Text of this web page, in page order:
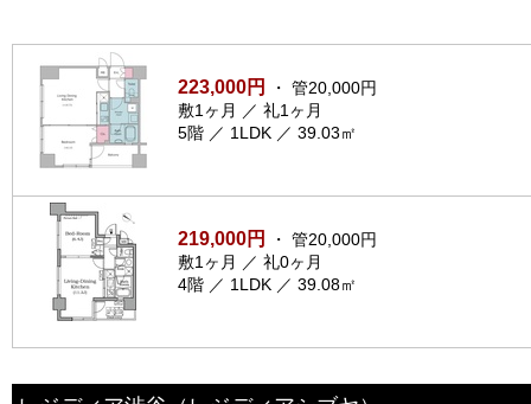
223,000円
・ 管20,000円
敷1ヶ月 ／ 礼1ヶ月
5階 ／ 1LDK ／ 39.03㎡
219,000円
・ 管20,000円
敷1ヶ月 ／ 礼0ヶ月
4階 ／ 1LDK ／ 39.08㎡